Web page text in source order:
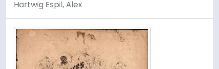
Hartwig Espil, Alex